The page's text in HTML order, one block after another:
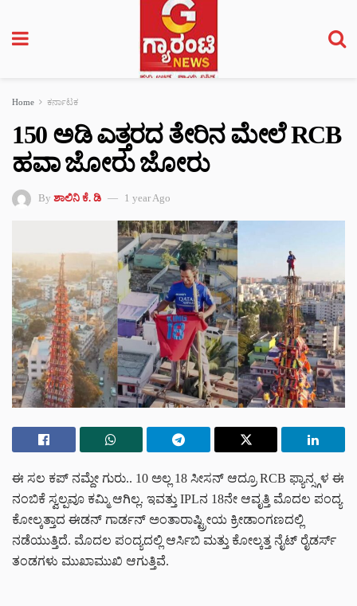
Home ಕರ್ನಾಟಕ
150 ಅಡಿ ಎತ್ತರದ ತೇರಿನ ಮೇಲೆ RCB
ಹವಾ ಜೋರು ಜೋರು
By ಶಾಲಿನಿ ಕೆ. ಡಿ 1 year Ago
ಈ ಸಲ ಕಪ್ ನಮ್ದೇ ಗುರು.. 10 ಅಲ್ಲ 18 ಸೀಸನ್ ಆದ್ರೂ RCB ಫ್ಯಾನ್ಸ್ಗಳ ಈ
ನಂಬಿಕೆ ಸ್ವಲ್ಪವೂ ಕಮ್ಮಿ ಆಗಿಲ್ಲ. ಇವತ್ತು IPLನ 18ನೇ ಆವೃತ್ತಿ ಮೊದಲ ಪಂದ್ಯ
ಕೋಲ್ಕತ್ತಾದ ಈಡನ್ ಗಾರ್ಡನ್ ಅಂತಾರಾಷ್ಟ್ರೀಯ ಕ್ರೀಡಾಂಗಣದಲ್ಲಿ
ನಡೆಯುತ್ತಿದೆ. ಮೊದಲ ಪಂದ್ಯದಲ್ಲಿ ಆರ್ಸಿಬಿ ಮತ್ತು ಕೋಲ್ಕತ್ತ ನೈಟ್ ರೈಡರ್ಸ್
ತಂಡಗಳು ಮುಖಾಮುಖಿ ಆಗುತ್ತಿವೆ.